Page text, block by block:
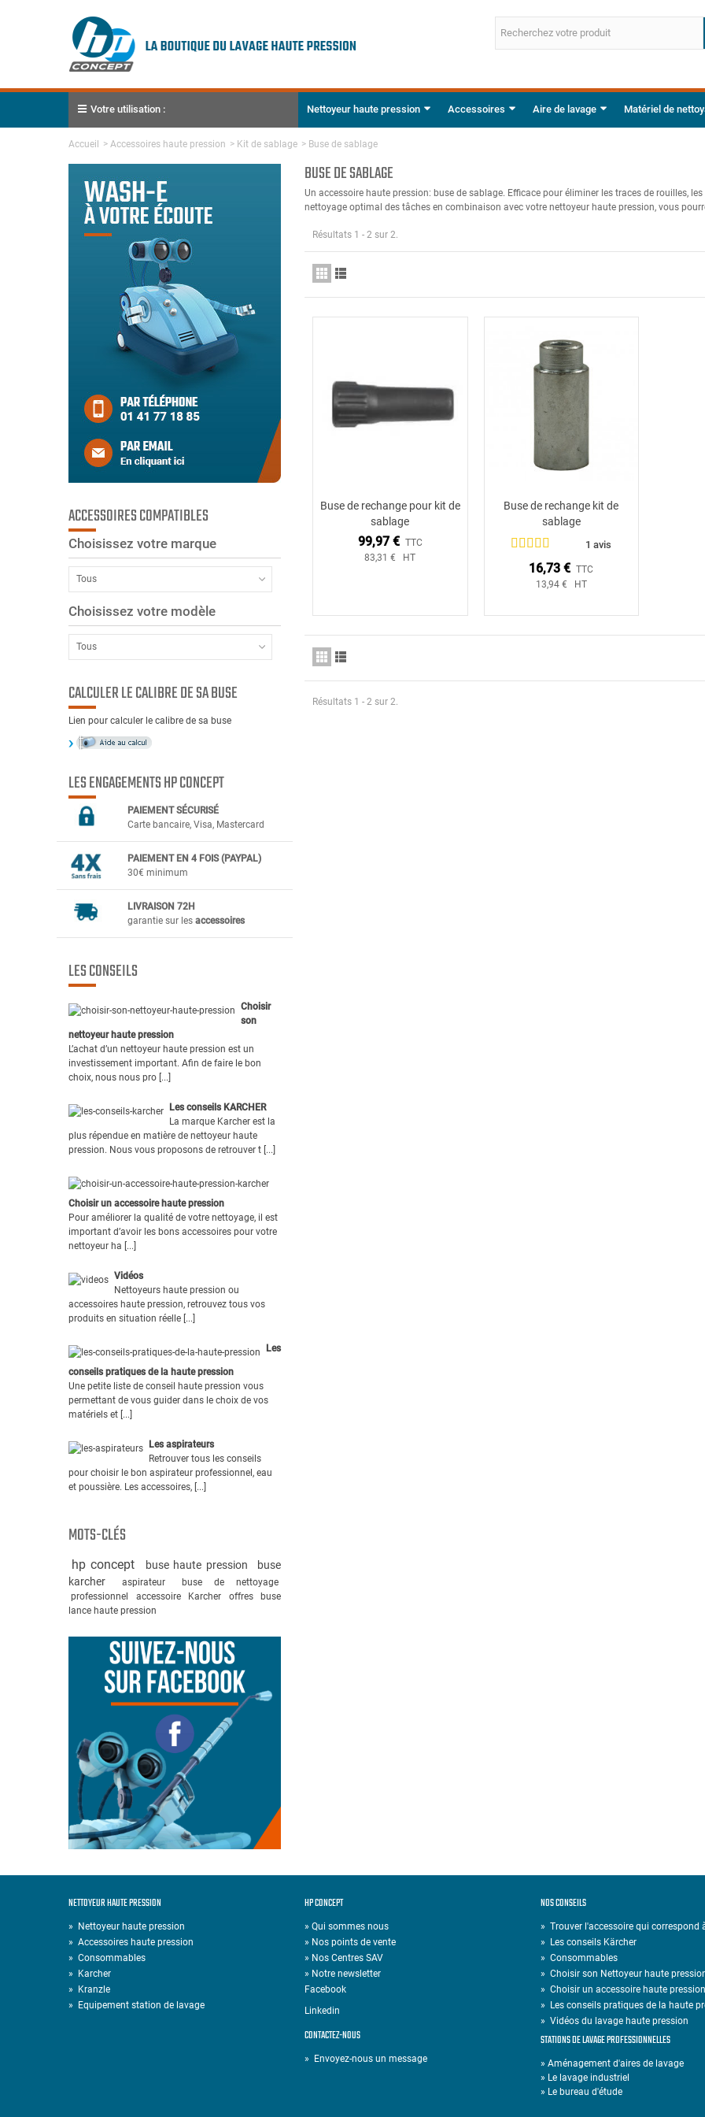
Votre utilisation : Nettoyeur haute pression Accessoires Aire de lavage Matériel de
Accueil > Accessoires haute pression > Kit de sablage > Buse de sablage
ACCESSOIRES COMPATIBLES
Choisissez votre marque
Tous
Choisissez votre modèle
Tous
CALCULER LE CALIBRE DE SA BUSE
Lien pour calculer le calibre de sa buse
LES ENGAGEMENTS HP CONCEPT
PAIEMENT SÉCURISÉ
Carte bancaire, Visa, Mastercard
PAIEMENT EN 4 FOIS (PAYPAL)
30€ minimum
LIVRAISON 72H
garantie sur les accessoires
LES CONSEILS
Choisir
son
nettoyeur haute pression
L’achat d’un nettoyeur haute pression est un
investissement important. Afin de faire le bon
choix, nous nous pro [...]
Les conseils KARCHER
La marque Karcher est la
plus répendue en matière de nettoyeur haute
pression. Nous vous proposons de retrouver t [...]
Choisir un accessoire haute pression
Pour améliorer la qualité de votre nettoyage, il est
important d’avoir les bons accessoires pour votre
nettoyeur ha [...]
Vidéos
Nettoyeurs haute pression ou
accessoires haute pression, retrouvez tous vos
produits en situation réelle [...]
Les
conseils pratiques de la haute pression
Une petite liste de conseil haute pression vous
permettant de vous guider dans le choix de vos
matériels et [...]
Les aspirateurs
Retrouver tous les conseils
pour choisir le bon aspirateur professionnel, eau
et poussière. Les accessoires, [...]
MOTS-CLÉS
hp concept buse haute pression
buse
karcher
aspirateur
buse de nettoyage
professionnel
accessoire Karcher offres
buse
lance haute pression
BUSE DE SABLAGE
Un accessoire haute pression: buse de sablage. Efficace pour éliminer les traces de rouilles,
nettoyage optimal des tâches en combinaison avec votre nettoyeur haute pression, vous
Résultats 1 - 2 sur 2.
Ajouter au panier
Buse de rechange pour kit de
sablage
99,97 € TTC
83,31 € HT
Ajouter au panier
Buse de rechange kit de
sablage
1 avis
16,73 € TTC
13,94 € HT
Résultats 1 - 2 sur 2.
NETTOYEUR HAUTE PRESSION
» Nettoyeur haute pression
» Accessoires haute pression
» Consommables
» Karcher
» Kranzle
» Equipement station de lavage
HP CONCEPT
» Qui sommes nous
» Nos points de vente
» Nos Centres SAV
» Notre newsletter
Facebook
Linkedin
CONTACTEZ-NOUS
» Envoyez-nous un message
NOS CONSEILS
» Trouver l'accessoire qui correspond
» Les conseils Kärcher
» Consommables
» Choisir son Nettoyeur haute
» Choisir un accessoire haute
» Les conseils pratiques de la haute
» Vidéos du lavage haute pression
STATIONS DE LAVAGE PROFESSIONNELLES
» Aménagement d'aires de lavage
» Le lavage industriel
» Le bureau d'étude